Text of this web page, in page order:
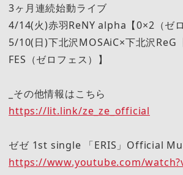
3ヶ月連続始動ライブ
4/14(火)赤羽ReNY alpha【0×2（ゼロ
5/10(日)下北沢MOSAiC×下北沢ReG
FES（ゼロフェス）】
_その他情報はこちら
https://lit.link/ze_ze_official
ゼゼ 1st single 「ERIS」Official
https://www.youtube.com/